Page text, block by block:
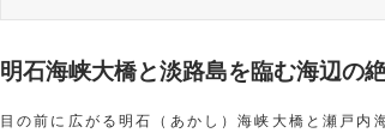
明石海峡大橋と淡路島を臨む海辺の
目の前に広がる明石（あかし）海峡大橋と瀬戸